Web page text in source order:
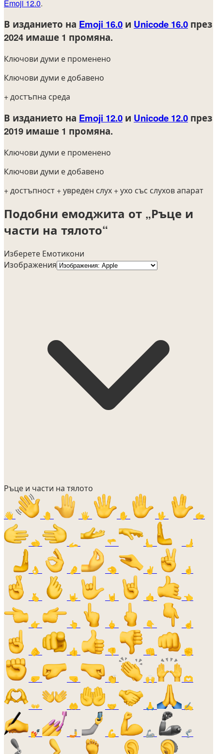
Emoji 12.0.
В изданието на Emoji 16.0 и Unicode 16.0 през
2024 имаше 1 промяна.
Ключови думи е променено
Ключови думи е добавено
+ достъпна среда
В изданието на Emoji 12.0 и Unicode 12.0 през
2019 имаше 1 промяна.
Ключови думи е променено
Ключови думи е добавено
+ достъпност + увреден слух + ухо със слухов апарат
Подобни емоджита от „Ръце и
части на тялото“
Изберете Емотикони
Изображения
Ръце и части на тялото
👋 🤚 🖐️ ✋ 🖖 🫱
🫲 🫴 🫳 🫷 🫸
👌 🤌 🤏 ✌️ 🤞
🫰 🤟 🤘 🤙 👈
👉 👆 🖕 👇 ☝️
🫵 👍 👎 👊 ✊
🤛 🤜 👏 🙌 🫶
👐 🤲 🤝 🙏 ✍️
💅 🤳 💪 🦾 🦿